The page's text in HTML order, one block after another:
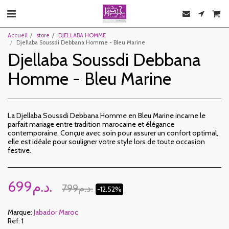
Accueil store
DJELLABA HOMME
Djellaba Soussdi Debbana Homme - Bleu Marine
Djellaba Soussdi Debbana
Homme - Bleu Marine
La Djellaba Soussdi Debbana Homme en Bleu Marine incarne le
parfait mariage entre tradition marocaine et élégance
contemporaine. Conçue avec soin pour assurer un confort optimal,
elle est idéale pour souligner votre style lors de toute occasion
festive.
699 د.م. 799 د.م. -12.52%
Marque: Jabador Maroc
Ref: 1